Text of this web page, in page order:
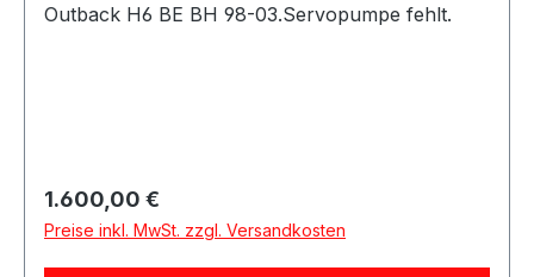
Outback H6 BE BH 98-03.Servopumpe fehlt.
Regulärer Preis:
1.600,00 €
Preise inkl. MwSt. zzgl. Versandkosten